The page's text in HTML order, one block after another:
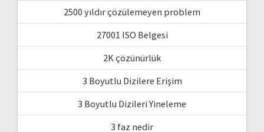
2500 yıldır çözülemeyen problem
27001 ISO Belgesi
2K çözünürlük
3 Boyutlu Dizilere Erişim
3 Boyutlu Dizileri Yineleme
3 faz nedir